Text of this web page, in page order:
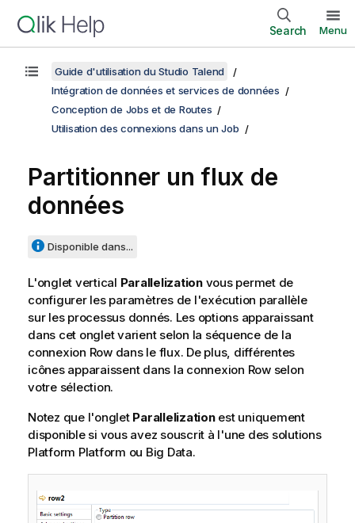
Search Menu
Guide d'utilisation du Studio Talend
Intégration de données et services de données
Conception de Jobs et de Routes
Utilisation des connexions dans un Job
Partitionner un flux de
données
Disponible dans...
L'onglet vertical Parallelizationvous permet de
configurer les paramètres de l'exécution parallèle
sur les processus donnés. Les options apparaissant
dans cet onglet varient selon la séquence de la
connexion Row dans le flux. De plus, différentes
icônes apparaissent dans la connexion Row selon
votre sélection.
Notez que l'onglet Parallelizationest uniquement
disponible si vous avez souscrit à l'une des solutions
Platform Platform ou Big Data.